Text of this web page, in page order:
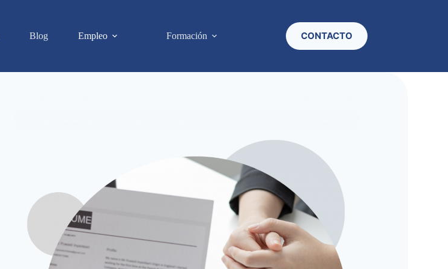
Blog Empleo Formación CONTACTO